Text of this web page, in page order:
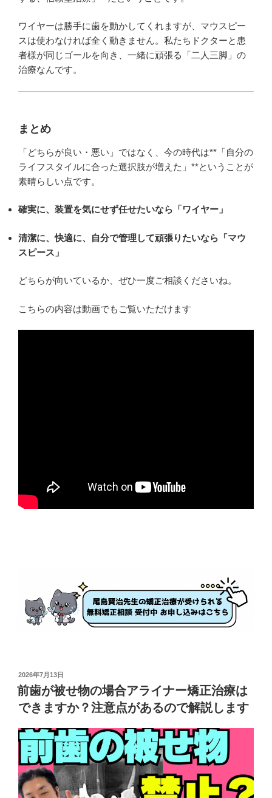
ワイヤーは勝手に歯を動かしてくれますが、マウスピー
スは使わなければ全く動きません。私たちドクターと患
者様が同じゴールを向き、一緒に頑張る「二人三脚」の
治療なんです。
まとめ
「どちらが良い・悪い」ではなく、今の時代は**「自分の
ライフスタイルに合った選択肢が増えた」**ということが
素晴らしい点です。
確実に、装置を気にせず任せたいなら「ワイヤー」
清潔に、快適に、自分で管理して頑張りたいなら「マウ
スピース」
どちらが向いているか、ぜひ一度ご相談くださいね。
こちらの内容は動画でもご覧いただけます
投
稿
日:
2026年7月13日
前歯が被せ物の場合アライナー矯正治療は
できますか？注意点があるので解説します